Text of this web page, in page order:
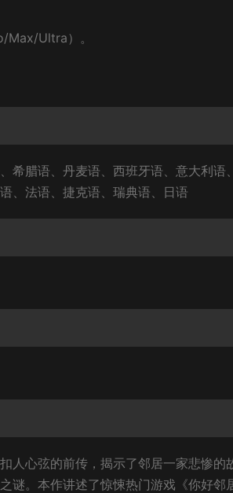
Ultra）。
希腊语、丹麦语、西班牙语、意大利语
、法语、捷克语、瑞典语、日语
人心弦的前传，揭示了邻居一家悲惨的
谜。本作讲述了惊悚热门游戏《你好邻